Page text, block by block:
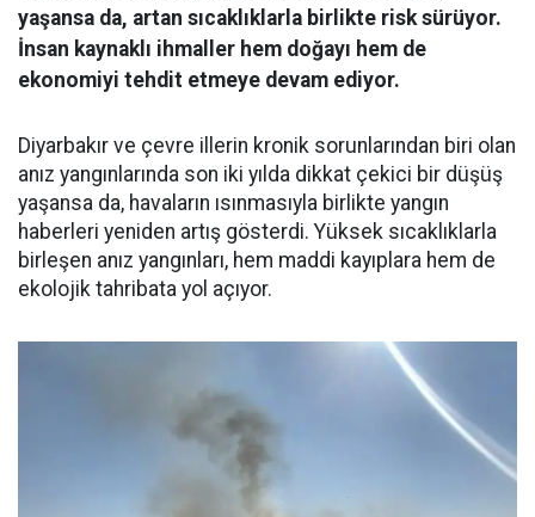
yaşansa da, artan sıcaklıklarla birlikte risk sürüyor.
İnsan kaynaklı ihmaller hem doğayı hem de
ekonomiyi tehdit etmeye devam ediyor.
Diyarbakır ve çevre illerin kronik sorunlarından biri olan
anız yangınlarında son iki yılda dikkat çekici bir düşüş
yaşansa da, havaların ısınmasıyla birlikte yangın
haberleri yeniden artış gösterdi. Yüksek sıcaklıklarla
birleşen anız yangınları, hem maddi kayıplara hem de
ekolojik tahribata yol açıyor.